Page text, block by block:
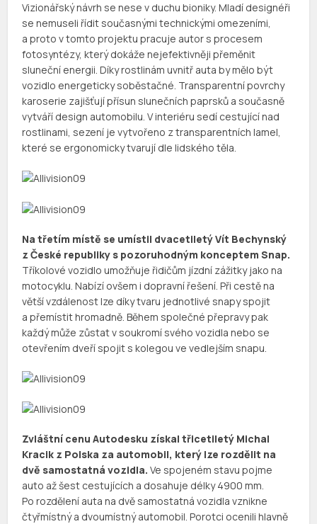
Vizionářský návrh se nese v duchu bioniky. Mladí designéři
se nemuseli řídit současnými technickými omezeními,
a proto v tomto projektu pracuje autor s procesem
fotosyntézy, který dokáže nejefektivněji přeměnit
sluneční energii. Díky rostlinám uvnitř auta by mělo být
vozidlo energeticky soběstačné. Transparentní povrchy
karoserie zajišťují přísun slunečních paprsků a současně
vytváří design automobilu. V interiéru sedí cestující nad
rostlinami, sezení je vytvořeno z transparentních lamel,
které se ergonomicky tvarují dle lidského těla.
Na třetím místě se umístil dvacetiletý Vít Bechynský
z České republiky s pozoruhodným konceptem Snap.
Tříkolové vozidlo umožňuje řidičům jízdní zážitky jako na
motocyklu. Nabízí ovšem i dopravní řešení. Při cestě na
větší vzdálenost lze díky tvaru jednotlivé snapy spojit
a přemístit hromadně. Během společné přepravy pak
každý může zůstat v soukromí svého vozidla nebo se
otevřením dveří spojit s kolegou ve vedlejším snapu.
Zvláštní cenu Autodesku získal třicetiletý Michal
Kracik z Polska za automobil, který lze rozdělit na
dvě samostatná vozidla. Ve spojeném stavu pojme
auto až šest cestujících a dosahuje délky 4900 mm.
Po rozdělení auta na dvě samostatná vozidla vznikne
čtyřmístný a dvoumístný automobil. Porotci ocenili hlavně